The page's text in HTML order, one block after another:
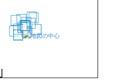
1
2
3
4
5
6
7
8
9
10
11
12
13
14 15
16
17
18
19
20